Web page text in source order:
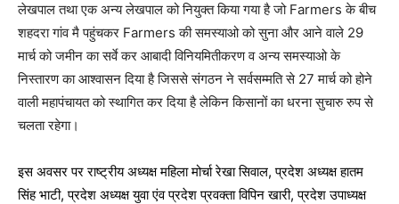
लेखपाल तथा एक अन्य लेखपाल को नियुक्त किया गया है जो Farmers के बीच
शहदरा गांव मै पहुंचकर Farmers की समस्याओ को सुना और आने वाले 29
मार्च को जमीन का सर्वे कर आबादी विनियमितीकरण व अन्य समस्याओ के
निस्तारण का आश्वासन दिया है जिससे संगठन ने सर्वसम्मति से 27 मार्च को होने
वाली महापंचायत को स्थागित कर दिया है लेकिन किसानों का धरना सुचारु रुप से
चलता रहेगा।
इस अवसर पर राष्ट्रीय अध्यक्षमहिला मोर्चा रेखा सिवाल, प्रदेश अध्यक्ष हातम
सिंह भाटी, प्रदेश अध्यक्ष युवा एंव प्रदेश प्रवक्ता विपिन खारी, प्रदेश उपाध्यक्ष